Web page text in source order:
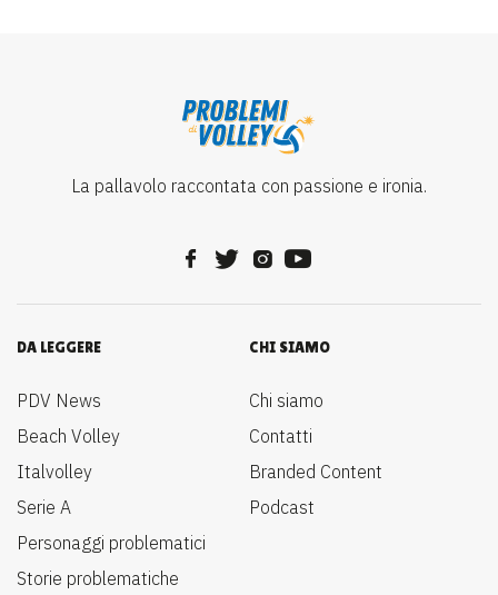
La pallavolo raccontata con passione e ironia.
DA LEGGERE
PDV News
Beach Volley
Italvolley
Serie A
Personaggi problematici
Storie problematiche
CHI SIAMO
Chi siamo
Contatti
Branded Content
Podcast